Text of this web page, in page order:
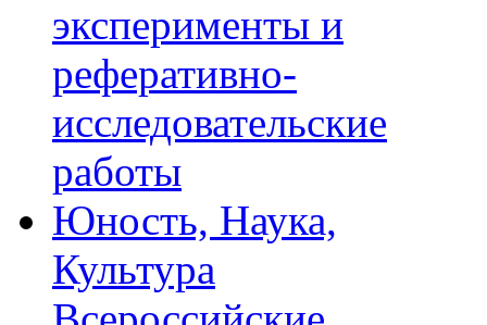
эксперименты и
реферативно-
исследовательские
работы
Юность, Наука,
Культура